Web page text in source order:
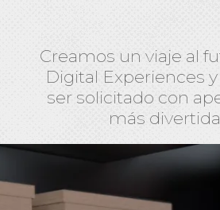
Creamos un viaje al
Digital Experiences
ser solicitado con
más